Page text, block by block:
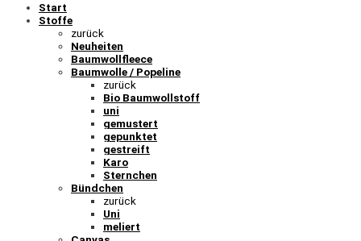
Start
Stoffe
zurück
Neuheiten
Baumwollfleece
Baumwolle / Popeline
zurück
Bio Baumwollstoff
uni
gemustert
gepunktet
gestreift
Karo
Sternchen
Bündchen
zurück
Uni
meliert